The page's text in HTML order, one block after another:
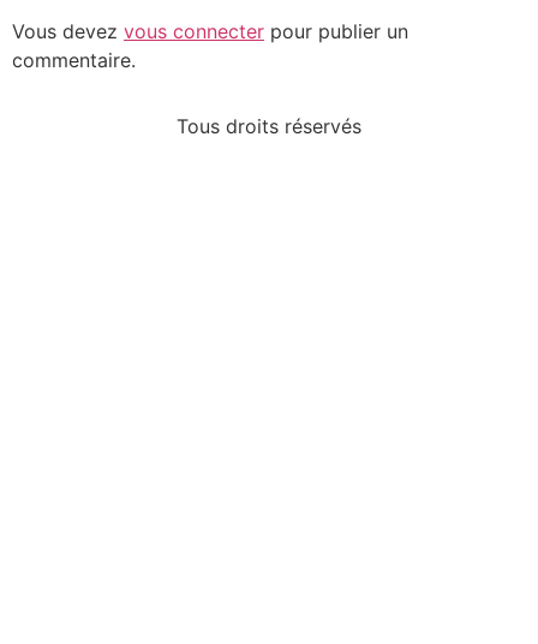
Vous devez vous connecter pour publier un
commentaire.
Tous droits réservés